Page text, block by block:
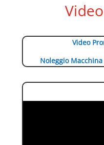
Video
Noleggio